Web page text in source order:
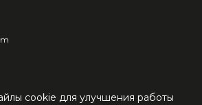
cookie для улучшения работы